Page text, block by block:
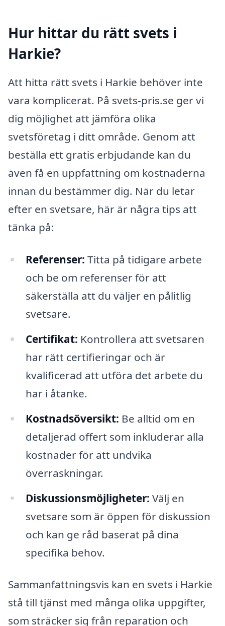
Hur hittar du rätt svets i
Harkie?
Att hitta rätt svets i Harkie behöver inte
vara komplicerat. På svets-pris.se ger vi
dig möjlighet att jämföra olika
svetsföretag i ditt område. Genom att
beställa ett gratis erbjudande kan du
även få en uppfattning om kostnaderna
innan du bestämmer dig. När du letar
efter en svetsare, här är några tips att
tänka på:
Referenser: Titta på tidigare arbete
och be om referenser för att
säkerställa att du väljer en pålitlig
svetsare.
Certifikat: Kontrollera att svetsaren
har rätt certifieringar och är
kvalificerad att utföra det arbete du
har i åtanke.
Kostnadsöversikt: Be alltid om en
detaljerad offert som inkluderar alla
kostnader för att undvika
överraskningar.
Diskussionsmöjligheter: Välj en
svetsare som är öppen för diskussion
och kan ge råd baserat på dina
specifika behov.
Sammanfattningsvis kan en svets i Harkie
stå till tjänst med många olika uppgifter,
som sträcker sig från reparation och